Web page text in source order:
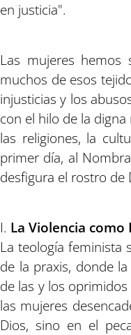
en justicia".
Las mujeres hemos
muchos de esos
injusticias y los
con el hilo de la
las religiones, la
primer día, al
desfigura el rostro de
I. La Violencia
La teología feminista
de la praxis, donde
de las y los
las mujeres
Dios, sino en el